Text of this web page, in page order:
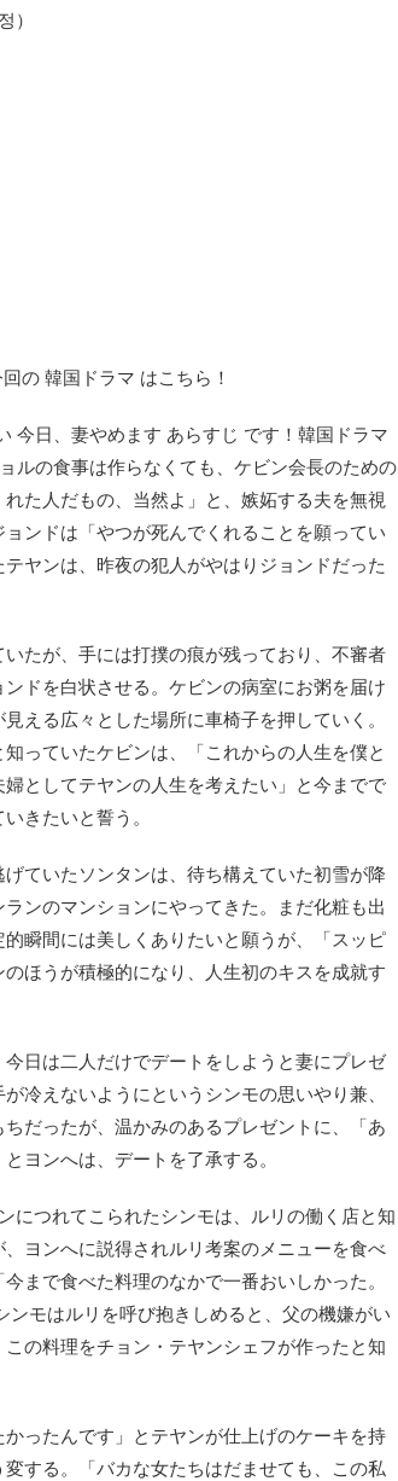
）
の 韓国ドラマ はこちら！
今日、妻やめます あらすじ です！韓国ドラマ
ルの食事は作らなくても、ケビン会長のための
た人だもの、当然よ」と、嫉妬する夫を無視
ンドは「やつが死んでくれることを願ってい
ヤンは、昨夜の犯人がやはりジョンドだった
たが、手には打撲の痕が残っており、不審者
ドを白状させる。ケビンの病室にお粥を届け
える広々とした場所に車椅子を押していく。
っていたケビンは、「これからの人生を僕と
としてテヤンの人生を考えたい」と今までで
きたいと誓う。
ていたソンタンは、待ち構えていた初雪が降
ンのマンションにやってきた。まだ化粧も出
瞬間には美しくありたいと願うが、「スッピ
ほうが積極的になり、人生初のキスを成就す
日は二人だけでデートをしようと妻にプレゼ
冷えないようにというシンモの思いやり兼、
だったが、温かみのあるプレゼントに、「あ
ヨンへは、デートを了承する。
につれてこられたシンモは、ルリの働く店と知
ヨンへに説得されルリ考案のメニューを食べ
まで食べた料理のなかで一番おいしかった。
モはルリを呼び抱きしめると、父の機嫌がい
の料理をチョン・テヤンシェフが作ったと知
ったんです」とテヤンが仕上げのケーキを持
する。「バカな女たちはだませても、この私